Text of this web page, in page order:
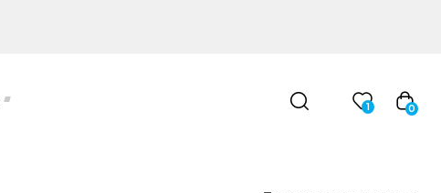
1 0